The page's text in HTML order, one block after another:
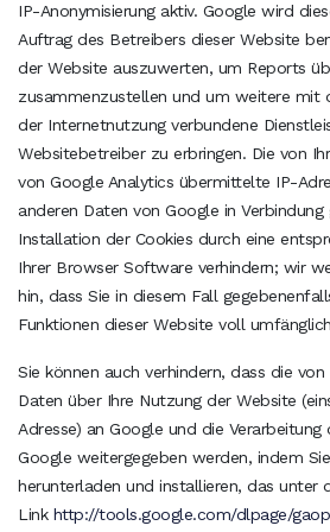
IP-Anonymisierung aktiv. Google wird
Auftrag des Betreibers dieser Website
der Website auszuwerten, um Reports
zusammenzustellen und um weitere mit
der Internetnutzung verbundene
Websitebetreiber zu erbringen. Die von
von Google Analytics übermittelte IP-
anderen Daten von Google in
Installation der Cookies durch eine
Ihrer Browser Software verhindern; wir
hin, dass Sie in diesem Fall
Funktionen dieser Website voll
Sie können auch verhindern, dass die
Daten über Ihre Nutzung der Website
Adresse) an Google und die Verarbeitung
Google weitergegeben werden, indem
herunterladen und installieren, das unter
Link http://tools.google.com/dlpage/